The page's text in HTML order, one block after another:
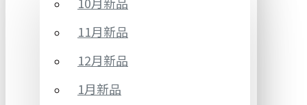
11月新品
12月新品
1月新品